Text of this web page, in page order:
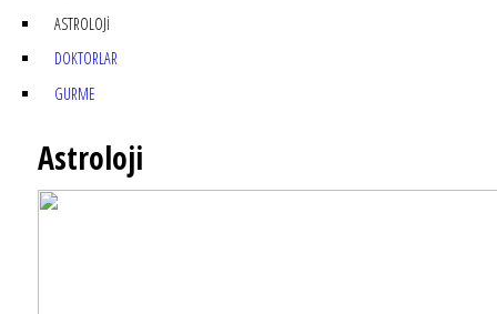
ASTROLOJİ
DOKTORLAR
GURME
Astroloji